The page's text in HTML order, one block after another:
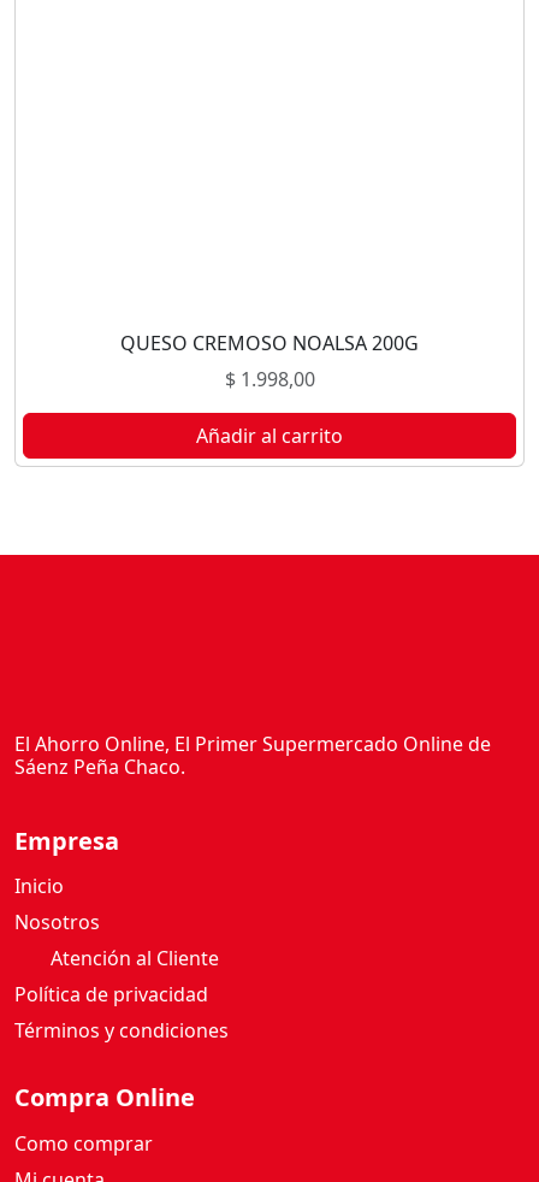
QUESO CREMOSO NOALSA 200G
$1.998,00
Añadir al carrito
El Ahorro Online, El Primer Supermercado Online de
Sáenz Peña Chaco.
Empresa
Inicio
Nosotros
Atención al Cliente
Política de privacidad
Términos y condiciones
Compra Online
Como comprar